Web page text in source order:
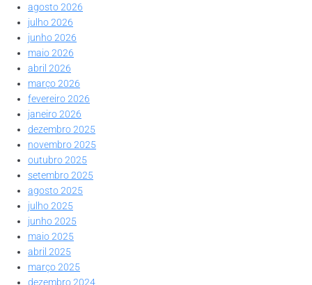
agosto 2026
julho 2026
junho 2026
maio 2026
abril 2026
março 2026
fevereiro 2026
janeiro 2026
dezembro 2025
novembro 2025
outubro 2025
setembro 2025
agosto 2025
julho 2025
junho 2025
maio 2025
abril 2025
março 2025
dezembro 2024